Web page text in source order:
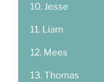
Jesse
Liam
Mees
Thomas